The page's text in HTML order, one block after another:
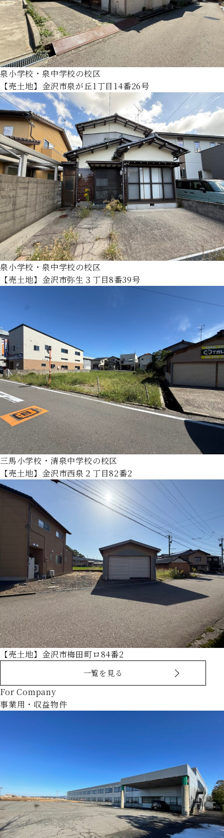
泉小学校・泉中学校の校区
【売土地】金沢市泉が丘1丁目14番26号
泉小学校・泉中学校の校区
【売土地】金沢市弥生３丁目8番39号
三馬小学校・清泉中学校の校区
【売土地】金沢市西泉２丁目82番2
【売土地】金沢市梅田町ロ84番2
一覧を見る
For Company
事業用・収益物件